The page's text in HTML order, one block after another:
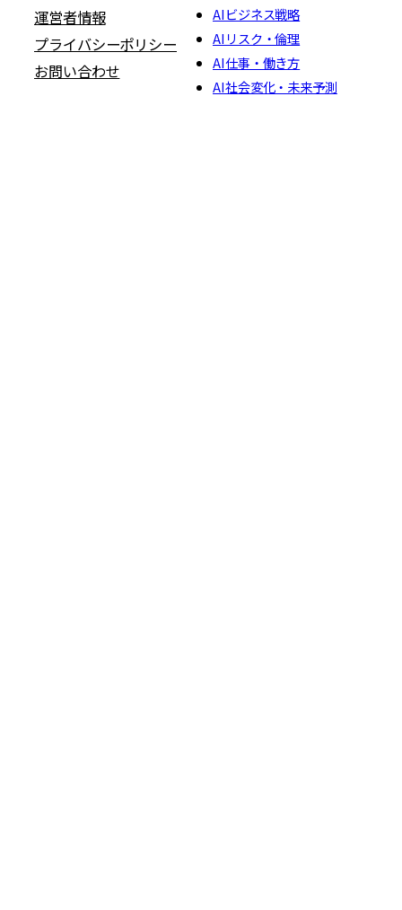
運営者情報
プライバシーポリシー
お問い合わせ
AIビジネス戦略
AIリスク・倫理
AI仕事・働き方
AI社会変化・未来予測